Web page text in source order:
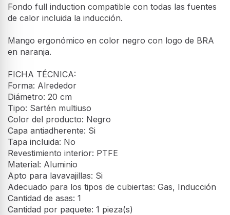
Fondo full induction compatible con todas las fuentes
de calor incluida la inducción.
Mango ergonómico en color negro con logo de BRA
en naranja.
FICHA TÉCNICA:
Forma: Alrededor
Diámetro: 20 cm
Tipo: Sartén multiuso
Color del producto: Negro
Capa antiadherente: Si
Tapa incluida: No
Revestimiento interior: PTFE
Material: Aluminio
Apto para lavavajillas: Si
Adecuado para los tipos de cubiertas: Gas, Inducción
Cantidad de asas: 1
Cantidad por paquete: 1 pieza(s)